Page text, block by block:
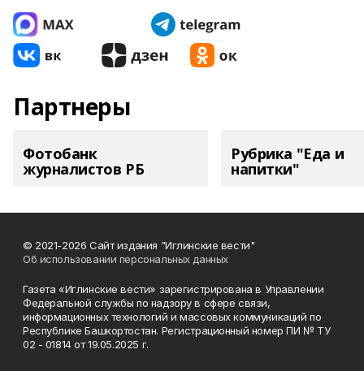
Партнеры
Фотобанк
журналистов РБ
Рубрика "Еда и
напитки"
© 2021-2026 Сайт издания "Иглинские вести"
Об использовании персональных данных
Газета «Иглинские вести» зарегистрирована в Управлении
Федеральной службы по надзору в сфере связи,
информационных технологий и массовых коммуникаций по
Республике Башкортостан. Регистрационный номер ПИ № ТУ
02 - 01814 от 19.05.2025 г.